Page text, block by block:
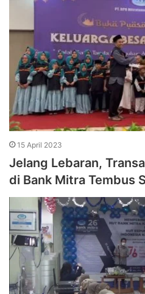
15 April 2023
Jelang Lebaran,
di Bank Mitra Tembus